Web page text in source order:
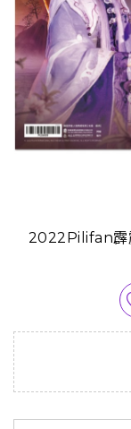
2022Pilifan霹